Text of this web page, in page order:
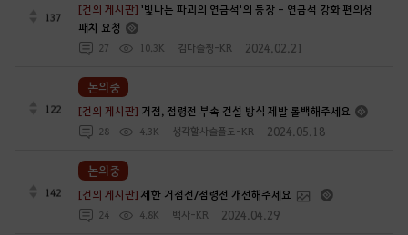
137
[건의 게시판]'빛나는 파괴의 연금석'의 등장 - 연금석 강화 편의성
패치 요청
27 10.3K 김다슬찡-KR 2024.02.21
122 [건의 게시판] 거점, 점령전 부속 건설 방식 제발 롤백해주세요
28 4.3K 생각할사슬플도-KR 2024.05.18
논의중
142 [건의 게시판]제한 거점전/점령전 개선해주세요
24 4.8K 백사-KR 2024.04.29
논의중